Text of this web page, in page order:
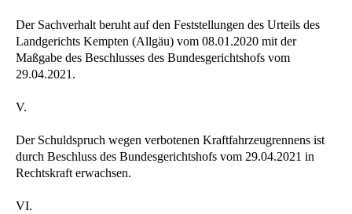
Der Sachverhalt beruht auf den Feststellungen des Urteils des
Landgerichts Kempten (Allgäu) vom 08.01.2020 mit der
Maßgabe des Beschlusses des Bundesgerichtshofs vom
29.04.2021.
V.
Der Schuldspruch wegen verbotenen Kraftfahrzeugrennens ist
durch Beschluss des Bundesgerichtshofs vom 29.04.2021 in
Rechtskraft erwachsen.
VI.